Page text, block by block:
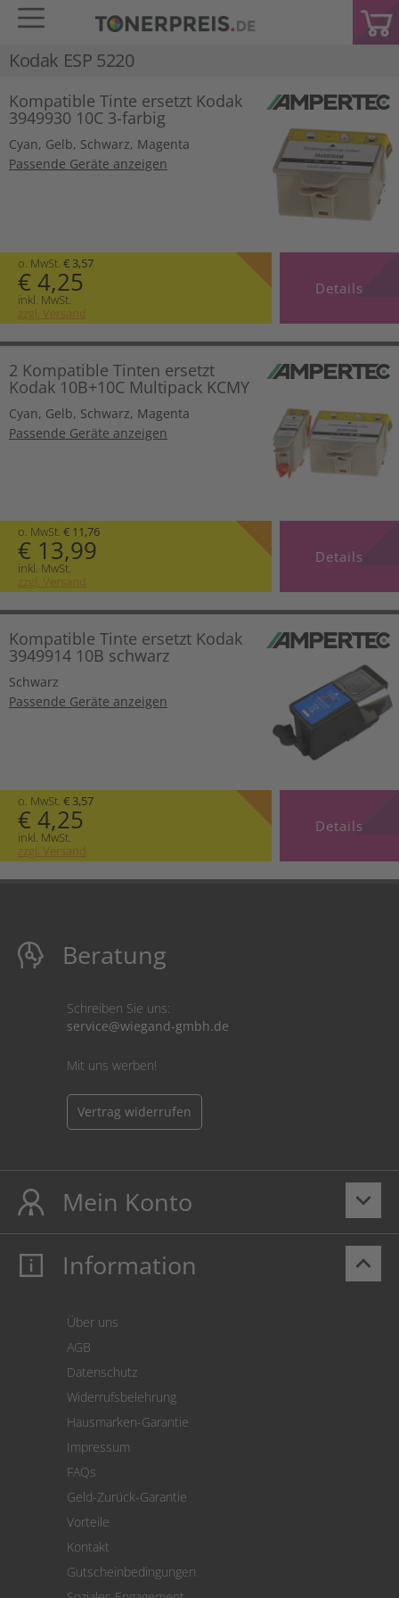
Kodak ESP 5220
Kompatible Tinte ersetzt Kodak
3949930 10C 3-farbig
Cyan, Gelb, Schwarz, Magenta
Passende Geräte anzeigen
o. MwSt. € 3,57
€ 4,25
inkl. MwSt.
zzgl. Versand
Details
2 Kompatible Tinten ersetzt
Kodak 10B+10C Multipack KCMY
Cyan, Gelb, Schwarz, Magenta
Passende Geräte anzeigen
o. MwSt. € 11,76
€ 13,99
inkl. MwSt.
zzgl. Versand
Details
Kompatible Tinte ersetzt Kodak
3949914 10B schwarz
Schwarz
Passende Geräte anzeigen
o. MwSt. € 3,57
€ 4,25
inkl. MwSt.
zzgl. Versand
Details
Beratung
Schreiben Sie uns:
service@wiegand-gmbh.de
Mit uns werben!
Vertrag widerrufen
keyboard_arrow_down
Mein Konto
Mein Konto
Cookie Einstellungen
keyboard_arrow_up
Information
Über uns
AGB
Datenschutz
Widerrufsbelehrung
Hausmarken-Garantie
Impressum
FAQs
Geld-Zurück-Garantie
Vorteile
Kontakt
Gutscheinbedingungen